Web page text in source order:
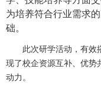
为培养符合行业需求
础。
此次研学活动，有效
现了校企资源互补、优势
动力。